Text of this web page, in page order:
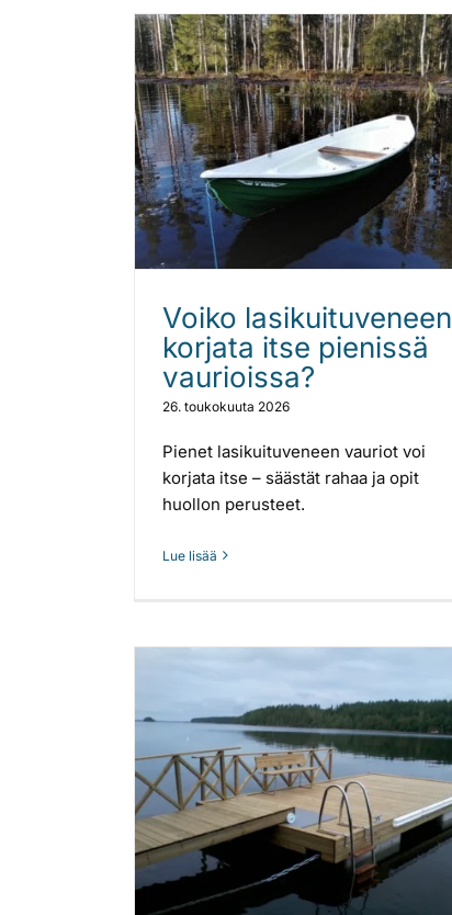
Voiko lasikuituveneen
korjata itse pienissä
vaurioissa?
26. toukokuuta 2026
Pienet lasikuituveneen vauriot voi
korjata itse – säästät rahaa ja opit
huollon perusteet.
Lue lisää